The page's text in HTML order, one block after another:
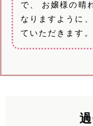
で、 お嬢様の晴
なりますように
ていただきます。